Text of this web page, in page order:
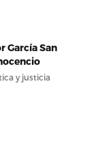
García San
y justicia